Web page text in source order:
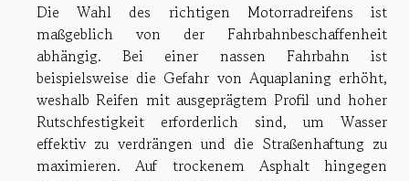
Die Wahl des richtigen Motorradreifens ist
maßgeblich von der Fahrbahnbeschaffenheit
abhängig. Bei einer nassen Fahrbahn ist
beispielsweise die Gefahr von Aquaplaning erhöht,
weshalb Reifen mit ausgeprägtem Profil und hoher
Rutschfestigkeit erforderlich sind, um Wasser
effektiv zu verdrängen und die Straßenhaftung zu
maximieren. Auf trockenem Asphalt hingegen